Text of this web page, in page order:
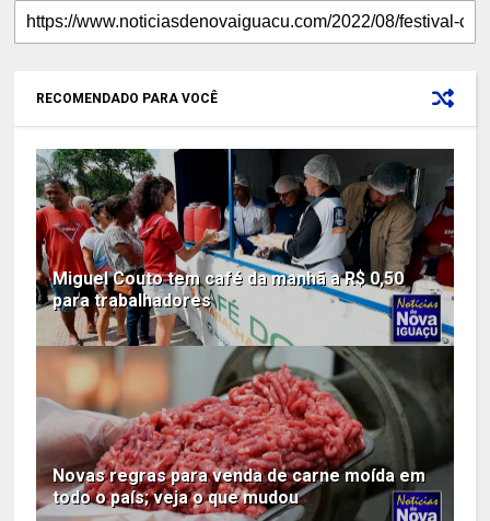
RECOMENDADO PARA VOCÊ
Miguel Couto tem café da manhã a R$ 0,50
para trabalhadores
Novas regras para venda de carne moída em
todo o país; veja o que mudou